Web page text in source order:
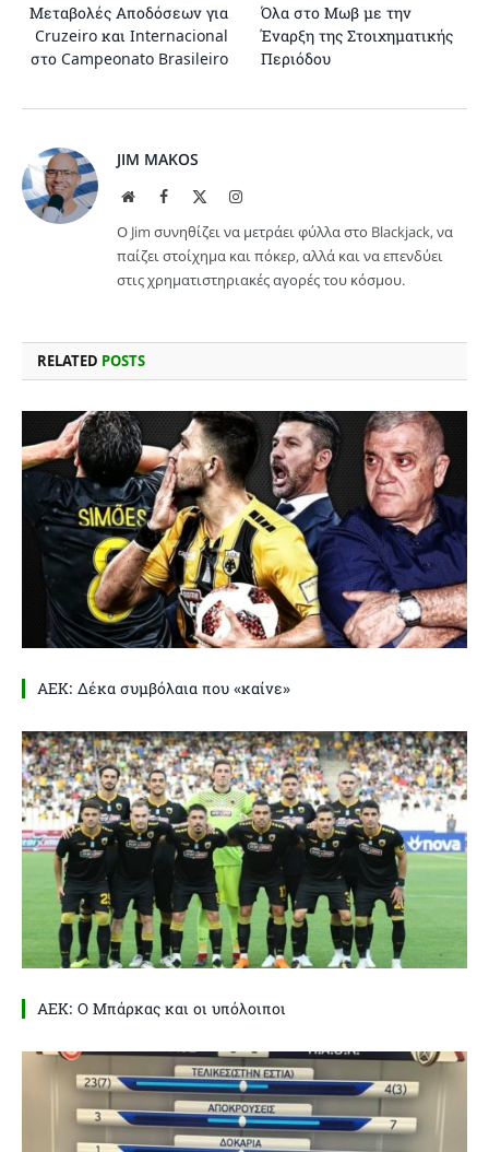
Μεταβολές Αποδόσεων για
Cruzeiro και Internacional
στο Campeonato Brasileiro
Όλα στο Μωβ με την
Έναρξη της Στοιχηματικής
Περιόδου
JIM MAKOS
WebsiteFacebook Instagram
Ο Jim συνηθίζει να μετράει φύλλα στο Blackjack, να
παίζει στοίχημα και πόκερ, αλλά και να επενδύει
στις χρηματιστηριακές αγορές του κόσμου.
RELATED POSTS
ΑΕΚ: Δέκα συμβόλαια που «καίνε»
ΑΕΚ: Ο Μπάρκας και οι υπόλοιποι